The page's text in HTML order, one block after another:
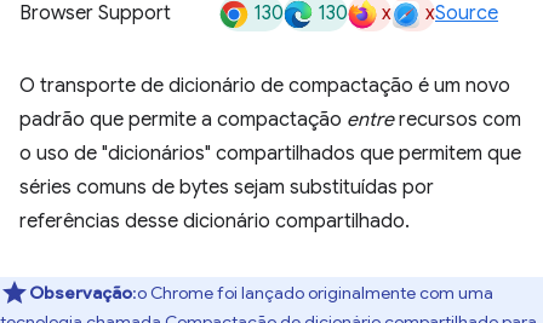
Browser Support 130 130 x xSource
O transporte de dicionário de compactação é um novo
padrão que permite a compactação entrerecursos com
o uso de "dicionários" compartilhados que permitem que
séries comuns de bytes sejam substituídas por
referências desse dicionário compartilhado.
Observação:o Chrome foi lançado originalmente com uma